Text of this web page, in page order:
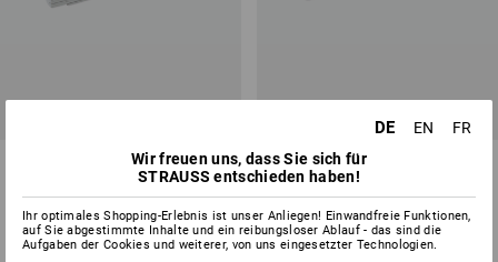
Varianten
ab 2,37 €
(m. MwSt.) ab 500 Stück
BMI Leichtmetall-
Gliedermaßstab
1 Variante
ab 22,49 €
(m. MwSt.) ab 10 Stück
DE EN
FR
Wir freuen uns, dass Sie sich für
STRAUSS entschieden haben!
Ihr optimales Shopping-Erlebnis ist unser Anliegen! Einwandfreie Funktionen,
auf Sie abgestimmte Inhalte und ein reibungsloser Ablauf - das sind die
Aufgaben der Cookies und weiterer, von uns eingesetzter Technologien.